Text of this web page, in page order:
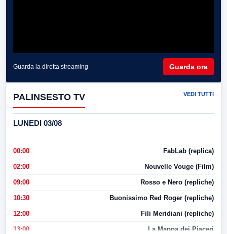
Guarda la diretta streaming Guarda ora
PALINSESTO TV VEDI TUTTI
LUNEDI 03/08
00:00 FabLab (replica)
02:00 Nouvelle Vouge (Film)
09:00 Rosso e Nero (repliche)
10:30 Buonissimo Red Roger (repliche)
12:00 Fili Meridiani (repliche)
13:00 La Mappa dei Piaceri